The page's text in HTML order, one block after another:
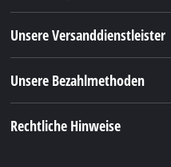
Unsere Versanddienstleister
Unsere Bezahlmethoden
Rechtliche Hinweise